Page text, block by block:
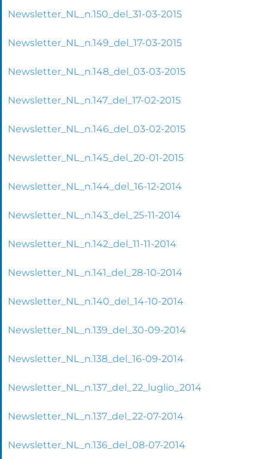
Newsletter_NL_n.150_del_31-03-2015
Newsletter_NL_n.149_del_17-03-2015
Newsletter_NL_n.148_del_03-03-2015
Newsletter_NL_n.147_del_17-02-2015
Newsletter_NL_n.146_del_03-02-2015
Newsletter_NL_n.145_del_20-01-2015
Newsletter_NL_n.144_del_16-12-2014
Newsletter_NL_n.143_del_25-11-2014
Newsletter_NL_n.142_del_11-11-2014
Newsletter_NL_n.141_del_28-10-2014
Newsletter_NL_n.140_del_14-10-2014
Newsletter_NL_n.139_del_30-09-2014
Newsletter_NL_n.138_del_16-09-2014
Newsletter_NL_n.137_del_22_luglio_2014
Newsletter_NL_n.137_del_22-07-2014
Newsletter_NL_n.136_del_08-07-2014